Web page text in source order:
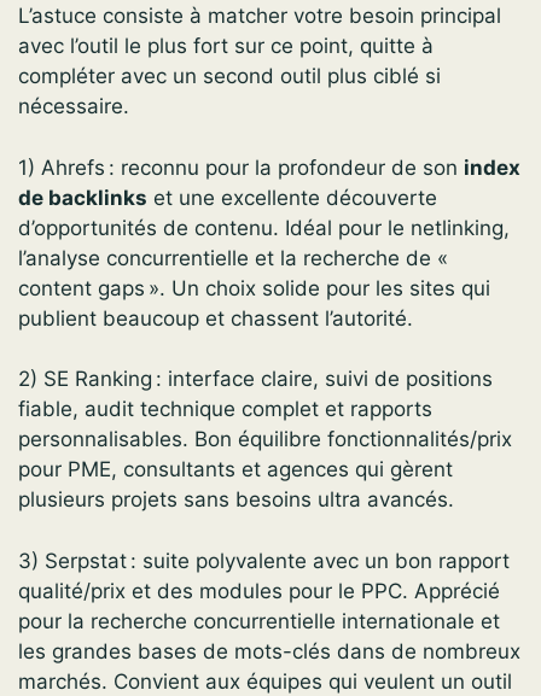
L’astuce consiste à matcher votre besoin principal
avec l’outil le plus fort sur ce point, quitte à
compléter avec un second outil plus ciblé si
nécessaire.
1) Ahrefs : reconnu pour la profondeur de son index
de backlinks et une excellente découverte
d’opportunités de contenu. Idéal pour le netlinking,
l’analyse concurrentielle et la recherche de «
content gaps ». Un choix solide pour les sites qui
publient beaucoup et chassent l’autorité.
2) SE Ranking : interface claire, suivi de positions
fiable, audit technique complet et rapports
personnalisables. Bon équilibre fonctionnalités/prix
pour PME, consultants et agences qui gèrent
plusieurs projets sans besoins ultra avancés.
3) Serpstat : suite polyvalente avec un bon rapport
qualité/prix et des modules pour le PPC. Apprécié
pour la recherche concurrentielle internationale et
les grandes bases de mots-clés dans de nombreux
marchés. Convient aux équipes qui veulent un outil